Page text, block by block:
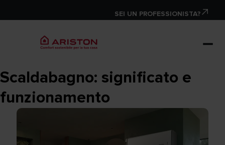
SEI UN PROFESSIONISTA?
Scaldabagno: significato e
funzionamento